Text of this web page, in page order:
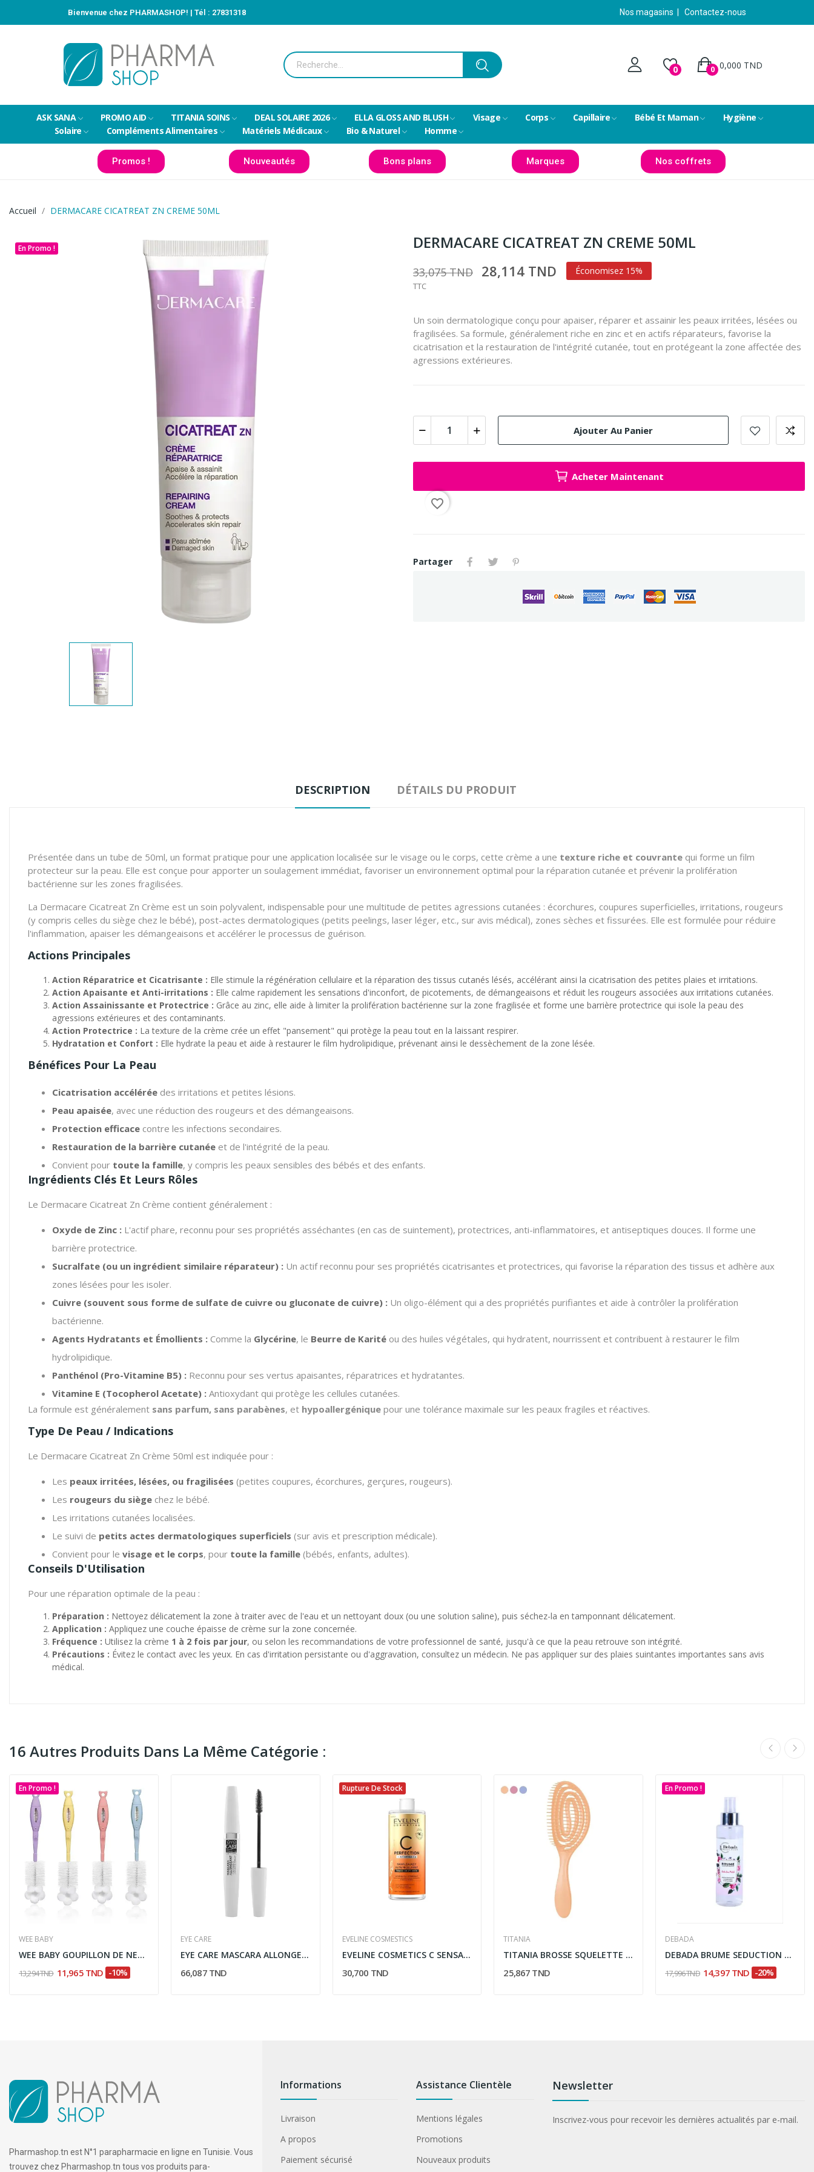
Bienvenue chez PHARMASHOP! | Tél : 27831318 Nos magasins Contactez-nous
0 0,000 TND
0
ASK SANA PROMO AID TITANIA SOINS DEAL SOLAIRE 2026 ELLA GLOSS AND BLUSH Visage Corps Capillaire Bébé Et Maman
Hygiène
Solaire
Compléments Alimentaires Matériels Médicaux Bio & Naturel Homme
Promos ! Nouveautés Bons plans Marques Nos coffrets
Accueil DERMACARE CICATREAT ZN CREME 50ML
En Promo ! DERMACARE CICATREAT ZN CREME 50ML
33,075 TND 28,114 TND Économisez 15%
TTC
Un soin dermatologique conçu pour apaiser, réparer et assainir les peaux irritées, lésées ou
fragilisées. Sa formule, généralement riche en zinc et en actifs réparateurs, favorise la
cicatrisation et la restauration de l'intégrité cutanée, tout en protégeant la zone affectée des
agressions extérieures.
Ajouter Au Panier
Acheter Maintenant
favorite_border
Partager
DESCRIPTION DÉTAILS DU PRODUIT
Présentée dans un tube de 50ml, un format pratique pour une application localisée sur le visage ou le corps, cette crème a une texture riche et couvrante qui forme un film
protecteur sur la peau. Elle est conçue pour apporter un soulagement immédiat, favoriser un environnement optimal pour la réparation cutanée et prévenir la prolifération
bactérienne sur les zones fragilisées.
La Dermacare Cicatreat Zn Crème est un soin polyvalent, indispensable pour une multitude de petites agressions cutanées : écorchures, coupures superficielles, irritations, rougeurs
(y compris celles du siège chez le bébé), post-actes dermatologiques (petits peelings, laser léger, etc., sur avis médical), zones sèches et fissurées. Elle est formulée pour réduire
l'inflammation, apaiser les démangeaisons et accélérer le processus de guérison.
Actions Principales
Action Réparatrice et Cicatrisante : Elle stimule la régénération cellulaire et la réparation des tissus cutanés lésés, accélérant ainsi la cicatrisation des petites plaies et irritations.
Action Apaisante et Anti-irritations : Elle calme rapidement les sensations d'inconfort, de picotements, de démangeaisons et réduit les rougeurs associées aux irritations cutanées.
Action Assainissante et Protectrice : Grâce au zinc, elle aide à limiter la prolifération bactérienne sur la zone fragilisée et forme une barrière protectrice qui isole la peau des
agressions extérieures et des contaminants.
Action Protectrice : La texture de la crème crée un effet "pansement" qui protège la peau tout en la laissant respirer.
Hydratation et Confort : Elle hydrate la peau et aide à restaurer le film hydrolipidique, prévenant ainsi le dessèchement de la zone lésée.
Bénéfices Pour La Peau
Cicatrisation accélérée des irritations et petites lésions.
Peau apaisée, avec une réduction des rougeurs et des démangeaisons.
Protection efficace contre les infections secondaires.
Restauration de la barrière cutanée et de l'intégrité de la peau.
Convient pour toute la famille, y compris les peaux sensibles des bébés et des enfants.
Ingrédients Clés Et Leurs Rôles
Le Dermacare Cicatreat Zn Crème contient généralement :
Oxyde de Zinc : L'actif phare, reconnu pour ses propriétés asséchantes (en cas de suintement), protectrices, anti-inflammatoires, et antiseptiques douces. Il forme une
barrière protectrice.
Sucralfate (ou un ingrédient similaire réparateur) : Un actif reconnu pour ses propriétés cicatrisantes et protectrices, qui favorise la réparation des tissus et adhère aux
zones lésées pour les isoler.
Cuivre (souvent sous forme de sulfate de cuivre ou gluconate de cuivre) : Un oligo-élément qui a des propriétés purifiantes et aide à contrôler la prolifération
bactérienne.
Agents Hydratants et Émollients : Comme la Glycérine, le Beurre de Karité ou des huiles végétales, qui hydratent, nourrissent et contribuent à restaurer le film
hydrolipidique.
Panthénol (Pro-Vitamine B5) : Reconnu pour ses vertus apaisantes, réparatrices et hydratantes.
Vitamine E (Tocopherol Acetate) : Antioxydant qui protège les cellules cutanées.
La formule est généralement sans parfum, sans parabènes, et hypoallergénique pour une tolérance maximale sur les peaux fragiles et réactives.
Type De Peau / Indications
Le Dermacare Cicatreat Zn Crème 50ml est indiquée pour :
Les peaux irritées, lésées, ou fragilisées (petites coupures, écorchures, gerçures, rougeurs).
Les rougeurs du siège chez le bébé.
Les irritations cutanées localisées.
Le suivi de petits actes dermatologiques superficiels (sur avis et prescription médicale).
Convient pour le visage et le corps, pour toute la famille (bébés, enfants, adultes).
Conseils D'Utilisation
Pour une réparation optimale de la peau :
Préparation : Nettoyez délicatement la zone à traiter avec de l'eau et un nettoyant doux (ou une solution saline), puis séchez-la en tamponnant délicatement.
Application : Appliquez une couche épaisse de crème sur la zone concernée.
Fréquence : Utilisez la crème 1 à 2 fois par jour, ou selon les recommandations de votre professionnel de santé, jusqu'à ce que la peau retrouve son intégrité.
Précautions : Évitez le contact avec les yeux. En cas d'irritation persistante ou d'aggravation, consultez un médecin. Ne pas appliquer sur des plaies suintantes importantes sans avis
médical.
16 Autres Produits Dans La Même Catégorie :
En Promo !
WEE BABY
WEE BABY GOUPILLON DE NETTOYAGE BIBERON 106
13,294 TND 11,965 TND -10%
EYE CARE
EYE CARE MASCARA ALLONGEANT 6G
66,087 TND
Rupture De Stock
EVELINE COSMESTICS
EVELINE COSMETICS C SENSATION 400ML
30,700 TND
TITANIA
TITANIA BROSSE SQUELETTE FLEXI OVALE 24CM 2881
25,867 TND
En Promo !
DEBADA
DEBADA BRUME SEDUCTION FATALE 170ML
17,996 TND 14,397 TND -20%
Pharmashop.tn est N°1 parapharmacie en ligne en Tunisie. Vous
trouvez chez Pharmashop.tn tous vos produits para-
Informations
Livraison
A propos
Paiement sécurisé
Assistance Clientèle
Mentions légales
Promotions
Nouveaux produits
Newsletter
Inscrivez-vous pour recevoir les dernières actualités par e-mail.